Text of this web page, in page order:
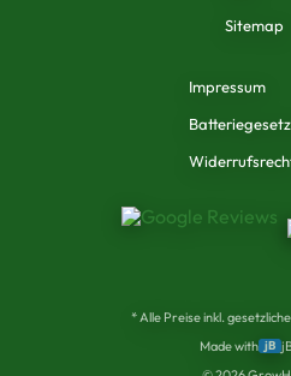
Sitemap
Impressum
* Alle Preise inkl.
Made with jB